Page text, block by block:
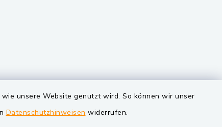
unsere Website genutzt wird. So können wir unser
Datenschutzhinweisen widerrufen.
VG und Gemeinden